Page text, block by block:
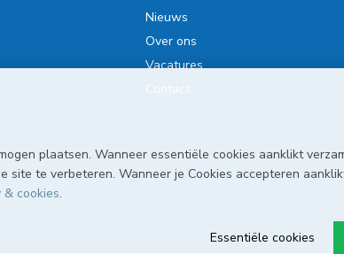
plaatsen. Wanneer essentiële cookies aanklikt
site te verbeteren. Wanneer je Cookies accepteren
& cookies.
Essentiële cookies
Nieuws
Over ons
Vacatures
Contact